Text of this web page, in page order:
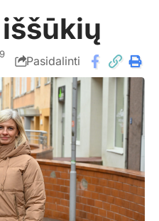
Pasidalinti